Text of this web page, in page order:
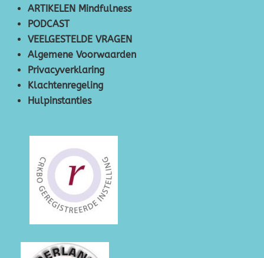
ARTIKELEN Mindfulness
PODCAST
VEELGESTELDE VRAGEN
Algemene Voorwaarden
Privacyverklaring
Klachtenregeling
Hulpinstanties